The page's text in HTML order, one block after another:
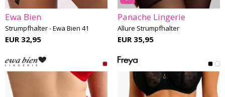
Ewa Bien
Strumpfhalter - Ewa Bien 41
EUR 32,95
Panache Lingerie
Allure Strumpfhalter
EUR 35,95